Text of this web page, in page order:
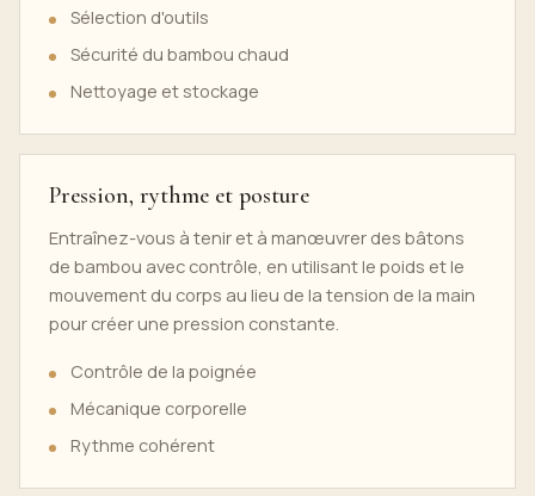
Sélection d'outils
Sécurité du bambou chaud
Nettoyage et stockage
Pression, rythme et posture
Entraînez-vous à tenir et à manœuvrer des bâtons
de bambou avec contrôle, en utilisant le poids et le
mouvement du corps au lieu de la tension de la main
pour créer une pression constante.
Contrôle de la poignée
Mécanique corporelle
Rythme cohérent